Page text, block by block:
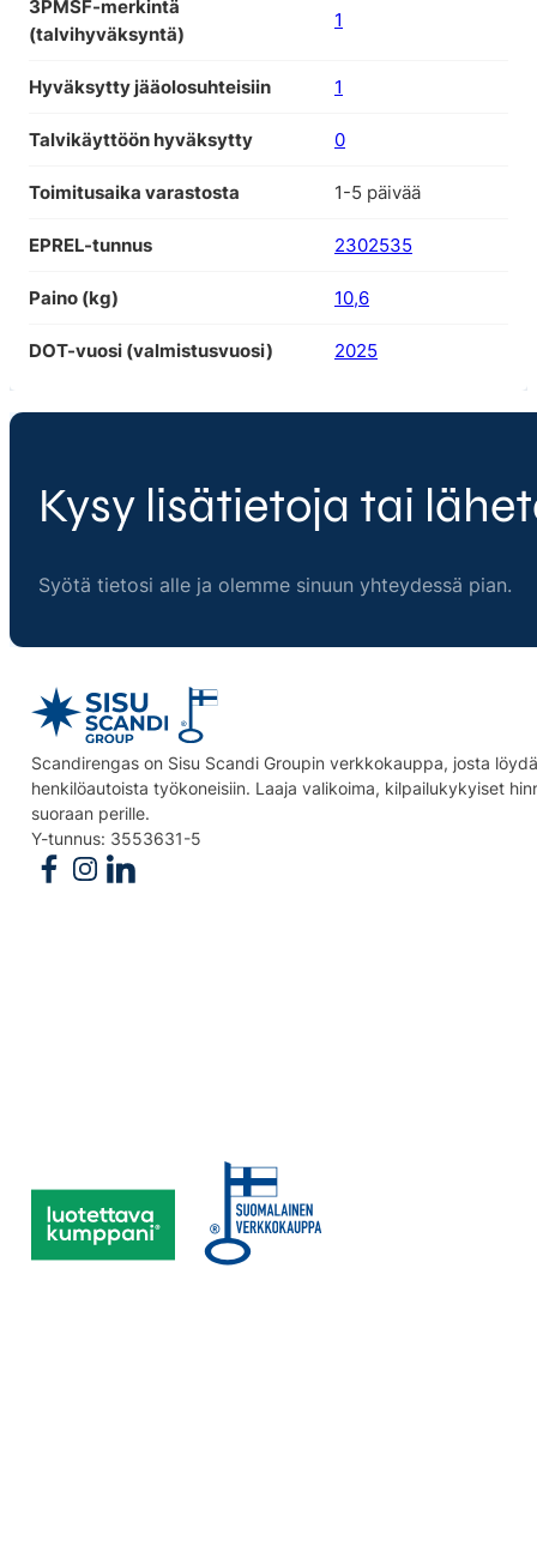
3PMSF-merkintä
(talvihyväksyntä)
1
Hyväksytty jääolosuhteisiin 1
Talvikäyttöön hyväksytty 0
Toimitusaika varastosta 1-5 päivää
EPREL-tunnus 2302535
Paino (kg) 10,6
DOT-vuosi (valmistusvuosi) 2025
Kysy lisätietoja tai
Syötä tietosi alle ja olemme sinuun yhteydessä pian.
Scandirengas on Sisu Scandi Groupin verkkokauppa, josta
henkilöautoista työkoneisiin. Laaja valikoima, kilpailukykyiset
suoraan perille.
Y-tunnus: 3553631-5
Follow us on Facebook
Follow us on Instagram
Follow us on Linkedin